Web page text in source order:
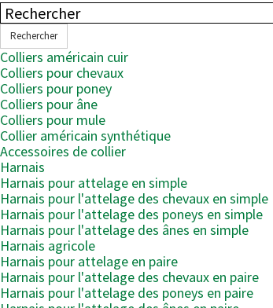
Rechercher
Colliers américain cuir
Colliers pour chevaux
Colliers pour poney
Colliers pour âne
Colliers pour mule
Collier américain synthétique
Accessoires de collier
Harnais
Harnais pour attelage en simple
Harnais pour l'attelage des chevaux en simple
Harnais pour l'attelage des poneys en simple
Harnais pour l'attelage des ânes en simple
Harnais agricole
Harnais pour attelage en paire
Harnais pour l'attelage des chevaux en paire
Harnais pour l'attelage des poneys en paire